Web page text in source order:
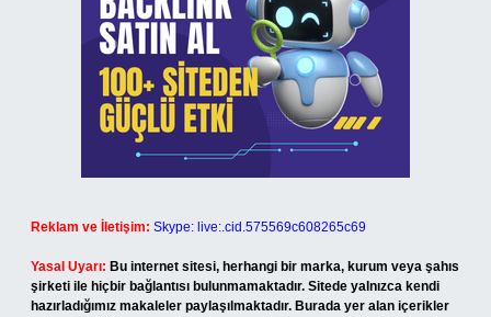
Reklam ve İletişim: Skype: live:.cid.575569c608265c69
Yasal Uyarı: Bu internet sitesi, herhangi bir marka, kurum veya şahıs
şirketi ile hiçbir bağlantısı bulunmamaktadır. Sitede yalnızca kendi
hazırladığımız makaleler paylaşılmaktadır. Burada yer alan içerikler